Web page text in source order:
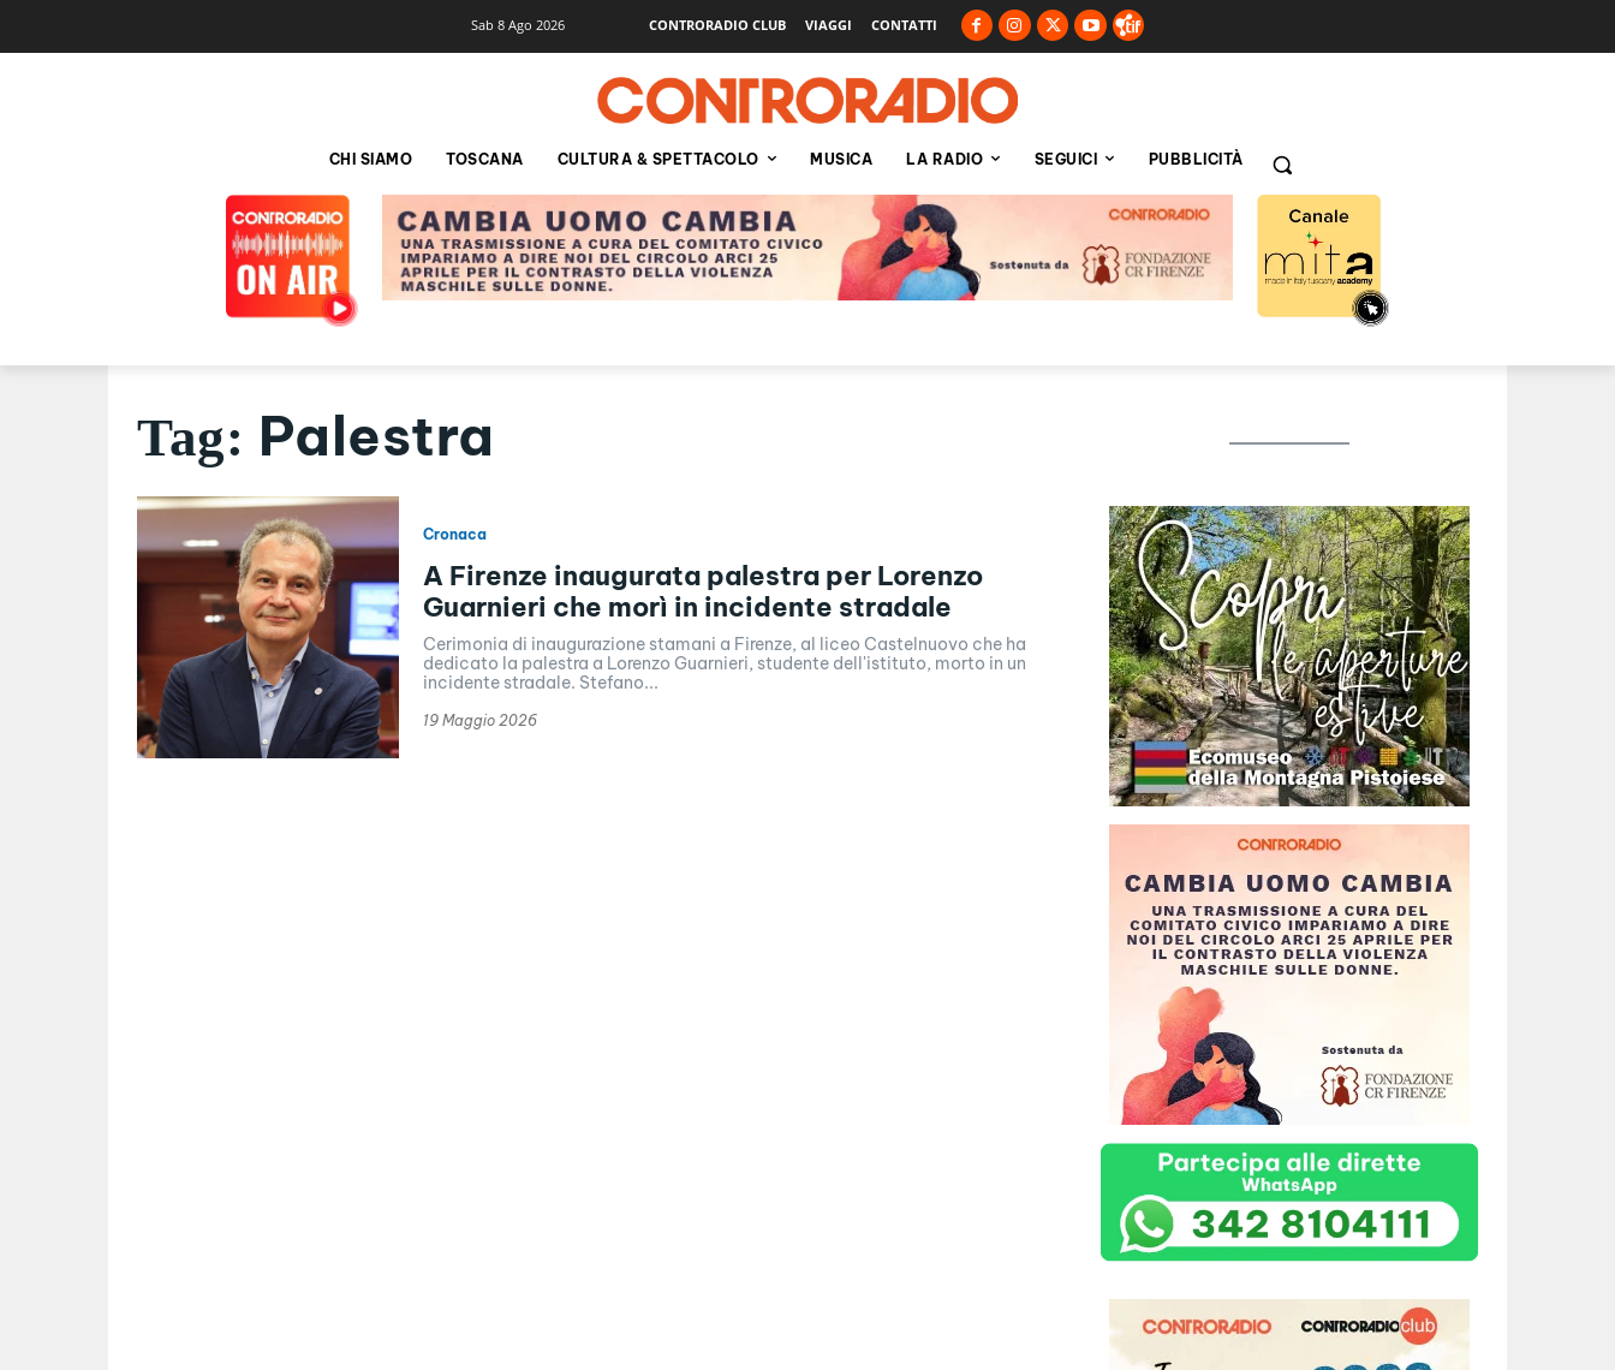
Sab 8 Ago 2026 CONTRORADIO CLUB VIAGGI CONTATTI
CHI SIAMO TOSCANA CULTURA & SPETTACOLO MUSICA LA RADIO SEGUICI PUBBLICITÀ
Tag: Palestra
Cronaca
A Firenze inaugurata palestra per Lorenzo
Guarnieri che morì in incidente stradale
Cerimonia di inaugurazione stamani a Firenze, al liceo Castelnuovo che ha
dedicato la palestra a Lorenzo Guarnieri, studente dell'istituto, morto in un
incidente stradale. Stefano...
19 Maggio 2026